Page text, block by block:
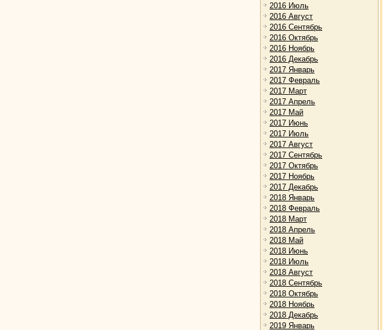
2016 Июль
2016 Август
2016 Сентябрь
2016 Октябрь
2016 Ноябрь
2016 Декабрь
2017 Январь
2017 Февраль
2017 Март
2017 Апрель
2017 Май
2017 Июнь
2017 Июль
2017 Август
2017 Сентябрь
2017 Октябрь
2017 Ноябрь
2017 Декабрь
2018 Январь
2018 Февраль
2018 Март
2018 Апрель
2018 Май
2018 Июнь
2018 Июль
2018 Август
2018 Сентябрь
2018 Октябрь
2018 Ноябрь
2018 Декабрь
2019 Январь